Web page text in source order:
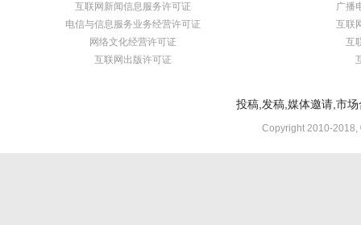
互联网新闻信息服务许可证
电信与信息服务业务经营许可证
网络文化经营许可证
互联网出版许可证
广播
互联
互
投稿,发稿,媒体邀请,市
Copyright 2010-2018,